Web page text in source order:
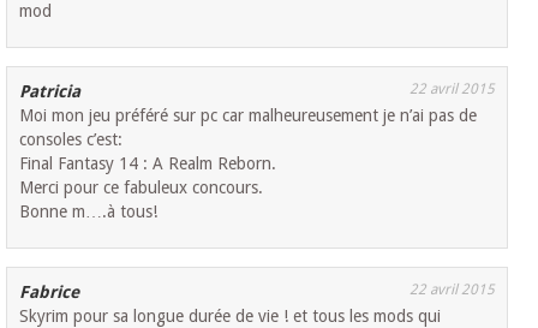
mod
Patricia 22 avril 2015
Moi mon jeu préféré sur pc car malheureusement je n’ai pas de
consoles c’est:
Final Fantasy 14 : A Realm Reborn.
Merci pour ce fabuleux concours.
Bonne m….à tous!
Fabrice 22 avril 2015
Skyrim pour sa longue durée de vie ! et tous les mods qui